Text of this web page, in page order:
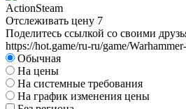
ActionSteam
Отслеживать цену 7
Поделитесь ссылкой со своими
https://hot.game/ru-ru/game/
Обычная
На цены
На системные требования
На график изменения цены